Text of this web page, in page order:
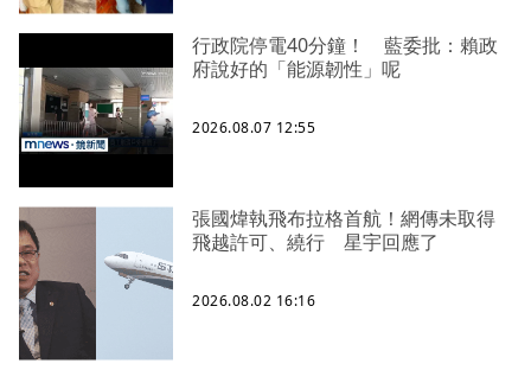
行政院停電40分鐘！ 藍委批：賴政
府說好的「能源韌性」呢
2026.08.07 12:55
張國煒執飛布拉格首航！網傳未取得
飛越許可、繞行 星宇回應了
2026.08.02 16:16